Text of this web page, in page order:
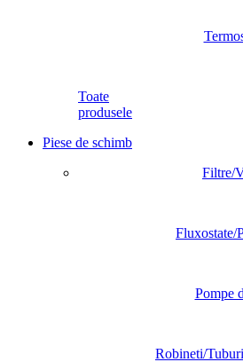
Toate
produsele
Piese de schimb
Filtre/
Fluxostate/
Pompe
Robineti/